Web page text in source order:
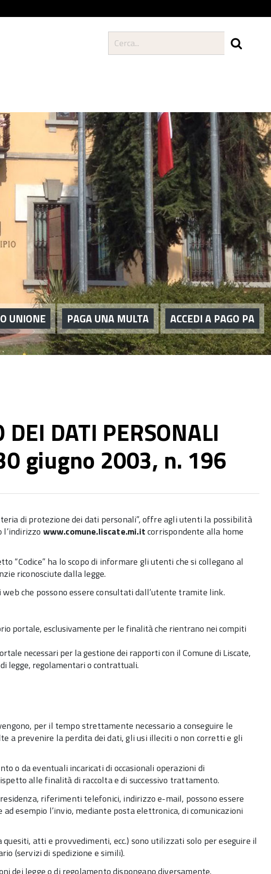
UNIONE PAGA UNA MULTA ACCEDI A PAGO PA
DATI PERSONALI
giugno 2003, n. 196
di protezione dei dati personali”, offre agli utenti la possibilità
www.comune.liscate.mi.itcorrispondente alla home
“Codice” ha lo scopo di informare gli utenti che si collegano al
riconosciute dalla legge.
che possono essere consultati dall’utente tramite link.
portale, esclusivamente per le finalità che rientrano nei compiti
necessari per la gestione dei rapporti con il Comune di Liscate,
legge, regolamentari o contrattuali.
per il tempo strettamente necessario a conseguire le
a prevenire la perdita dei dati, gli usi illeciti o non corretti e gli
o da eventuali incaricati di occasionali operazioni di
alle finalità di raccolta e di successivo trattamento.
riferimenti telefonici, indirizzo e-mail, possono essere
esempio l’invio, mediante posta elettronica, di comunicazioni
atti e provvedimenti, ecc.) sono utilizzati solo per eseguire il
(servizi di spedizione e simili).
dei legge o di regolamento dispongano diversamente.